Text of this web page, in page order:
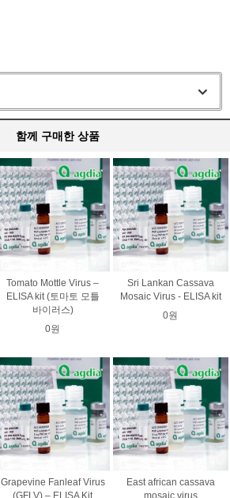
함께 구매한 상품
Tomato Mottle Virus –
ELISA kit (토마토 모틀
바이러스)
0원
Sri Lankan Cassava
Mosaic Virus - ELISA kit
0원
Grapevine Fanleaf Virus
(GFLV) – ELISA Kit
East african cassava
mosaic virus